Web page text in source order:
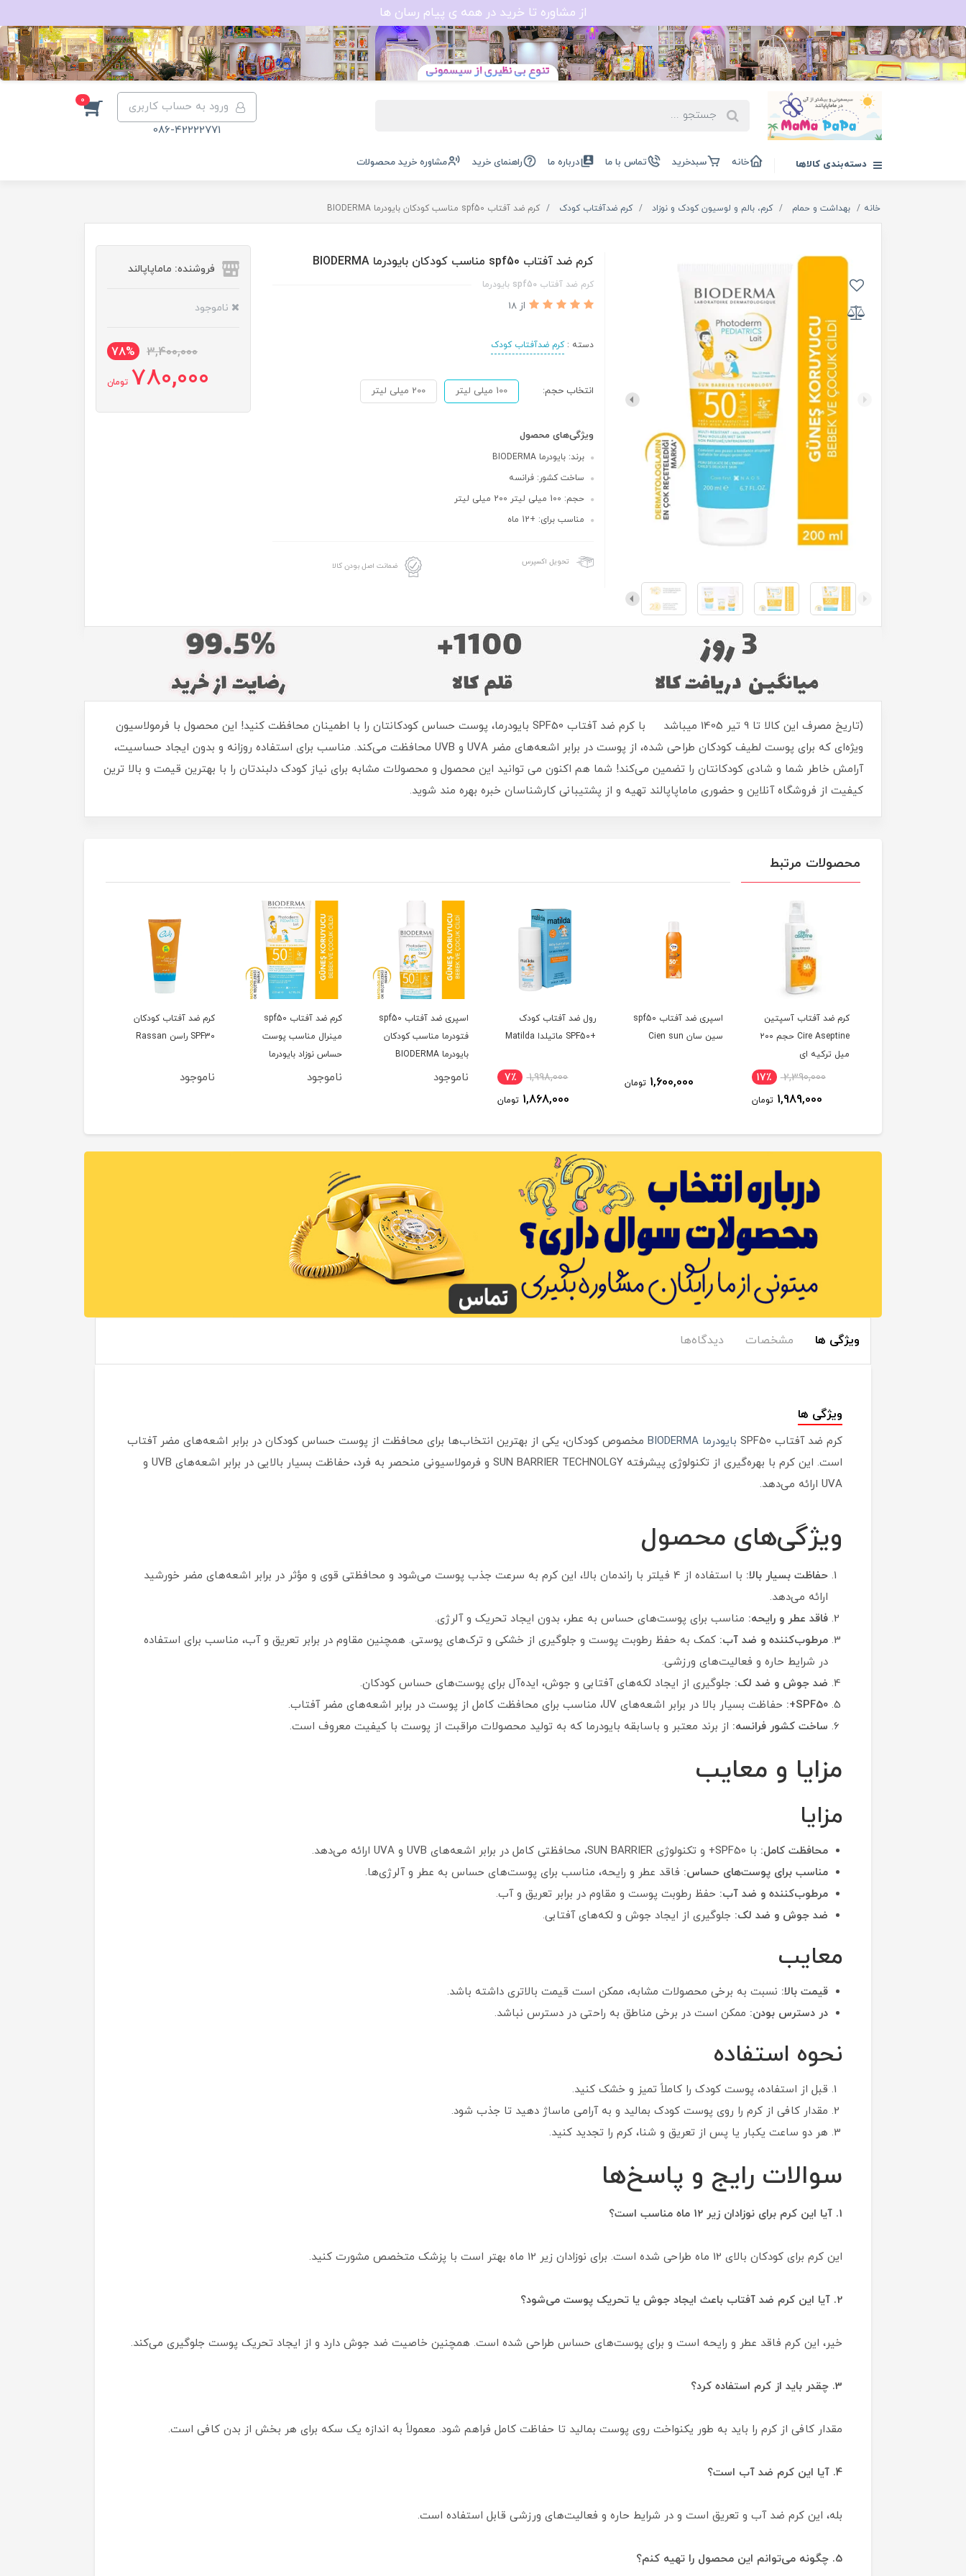
از مشاوره تا خرید در همه ی پیام رسان ها
ورود به حساب کاربری
086-42222771
0
دسته‌بندی کالاها خانه سبدخرید تماس با ما درباره ما راهنمای خرید مشاوره خرید محصولات
خانه بهداشت و حمام کرم، بالم و لوسیون کودک و نوزاد کرم ضدآفتاب کودک کرم ضد آفتاب spf50 مناسب کودکان بایودرما BIODERMA
کرم ضد آفتاب spf50 مناسب کودکان بایودرما BIODERMA
کرم ضد آفتاب spf50 بایودرما
از 18
دسته :کرم ضدآفتاب کودک
انتخاب حجم: 100 میلی لیتر 200 میلی لیتر
ویژگی‌های محصول
برند: بایودرما BIODERMA
ساخت کشور: فرانسه
حجم: 100 میلی لیتر 200 میلی لیتر
مناسب برای: +12 ماه
تحویل اکسپرس ضمانت اصل بودن کالا
فروشنده: ماماپاپالند
ناموجود
3,400,000
78%
780,000 تومان
(تاریخ مصرف این کالا تا 9 تیر 1405 میباشد با کرم ضد آفتاب SPF50 بایودرما، پوست حساس کودکانتان را با اطمینان محافظت کنید! این محصول با فرمولاسیون
ویژه‌ای که برای پوست لطیف کودکان طراحی شده، از پوست در برابر اشعه‌های مضر UVA و UVB محافظت می‌کند. مناسب برای استفاده روزانه و بدون ایجاد حساسیت،
آرامش خاطر شما و شادی کودکانتان را تضمین می‌کند! شما هم اکنون می توانید این محصول و محصولات مشابه برای نیاز کودک دلبندتان را با بهترین قیمت و بالا ترین
کیفیت از فروشگاه آنلاین و حضوری ماماپاپالند تهیه و از پشتیبانی کارشناسان خبره بهره مند شوید.
محصولات مرتبط
کرم ضد آفتاب آسپتین
Cire Aseptine حجم ۲۰۰
میل ترکیه ای
2,390,000 17٪
1,989,000 تومان
اسپری ضد آفتاب spf50
سین سان Cien sun
1,600,000 تومان
رول ضد آفتاب کودک
+SPF50 ماتیلدا Matilda
1,998,000 7٪
1,868,000 تومان
اسپری ضد آفتاب spf50
فتودرما مناسب کودکان
بایودرما BIODERMA
ناموجود
کرم ضد آفتاب spf50
مینرال مناسب پوست
حساس نوزاد بایودرما
BIODERMA
ناموجود
کرم ضد آفتاب کودکان
SPF30 راسن Rassan
ناموجود
ویژگی ها مشخصات دیدگاه‌ها
ویژگی ها
کرم ضد آفتاب SPF50 بایودرما BIODERMA
مخصوص کودکان، یکی از بهترین انتخاب‌ها برای محافظت از پوست حساس کودکان در برابر اشعه‌های مضر آفتاب
است. این کرم با بهره‌گیری از تکنولوژی پیشرفته SUN BARRIER TECHNOLGY و فرمولاسیونی منحصر به فرد، حفاظت بسیار بالایی در برابر اشعه‌های UVB و
UVA ارائه می‌دهد.
ویژگی‌های محصول
حفاظت بسیار بالا:
با استفاده از 4 فیلتر با راندمان بالا، این کرم به سرعت جذب پوست می‌شود و محافظتی قوی و مؤثر در برابر اشعه‌های مضر خورشید
ارائه می‌دهد.
فاقد عطر و رایحه: مناسب برای پوست‌های حساس به عطر، بدون ایجاد تحریک و آلرژی.
مرطوب‌کننده و ضد آب: کمک به حفظ رطوبت پوست و جلوگیری از خشکی و ترک‌های پوستی. همچنین مقاوم در برابر تعریق و آب، مناسب برای استفاده
در شرایط حاره و فعالیت‌های ورزشی.
ضد جوش و ضد لک: جلوگیری از ایجاد لکه‌های آفتابی و جوش، ایده‌آل برای پوست‌های حساس کودکان.
SPF50+:
حفاظت بسیار بالا در برابر اشعه‌های UV، مناسب برای محافظت کامل از پوست در برابر اشعه‌های مضر آفتاب.
ساخت کشور فرانسه: از برند معتبر و باسابقه بایودرما که به تولید محصولات مراقبت از پوست با کیفیت معروف است.
مزایا و معایب
مزایا
محافظت کامل: با SPF50+ و تکنولوژی SUN BARRIER، محافظتی کامل در برابر اشعه‌های UVB و UVA ارائه می‌دهد.
مناسب برای پوست‌های حساس: فاقد عطر و رایحه، مناسب برای پوست‌های حساس به عطر و آلرژی‌ها.
مرطوب‌کننده و ضد آب: حفظ رطوبت پوست و مقاوم در برابر تعریق و آب.
ضد جوش و ضد لک: جلوگیری از ایجاد جوش و لکه‌های آفتابی.
معایب
قیمت بالا: نسبت به برخی محصولات مشابه، ممکن است قیمت بالاتری داشته باشد.
در دسترس بودن: ممکن است در برخی مناطق به راحتی در دسترس نباشد.
نحوه استفاده
قبل از استفاده، پوست کودک را کاملاً تمیز و خشک کنید.
مقدار کافی از کرم را روی پوست کودک بمالید و به آرامی ماساژ دهید تا جذب شود.
هر دو ساعت یکبار یا پس از تعریق و شنا، کرم را تجدید کنید.
سوالات رایج و پاسخ‌ها
1. آیا این کرم برای نوزادان زیر 12 ماه مناسب است؟
این کرم برای کودکان بالای 12 ماه طراحی شده است. برای نوزادان زیر 12 ماه بهتر است با پزشک متخصص مشورت کنید.
2. آیا این کرم ضد آفتاب باعث ایجاد جوش یا تحریک پوست می‌شود؟
خیر، این کرم فاقد عطر و رایحه است و برای پوست‌های حساس طراحی شده است. همچنین خاصیت ضد جوش دارد و از ایجاد تحریک پوست جلوگیری می‌کند.
3. چقدر باید از کرم استفاده کرد؟
مقدار کافی از کرم را باید به طور یکنواخت روی پوست بمالید تا حفاظت کامل فراهم شود. معمولاً به اندازه یک سکه برای هر بخش از بدن کافی است.
4. آیا این کرم ضد آب است؟
بله، این کرم ضد آب و تعریق است و در شرایط حاره و فعالیت‌های ورزشی قابل استفاده است.
5. چگونه می‌توانم این محصول را تهیه کنم؟